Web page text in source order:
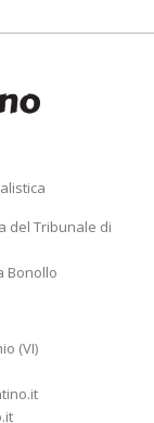
del Tribunale di
Bonollo
(VI)